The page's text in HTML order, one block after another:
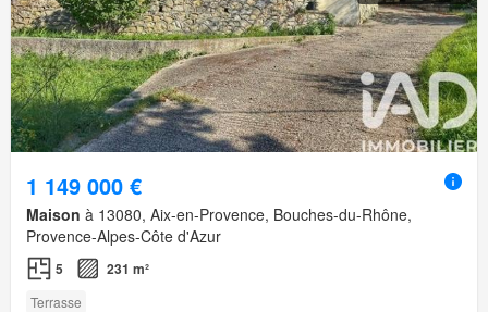
1 149 000 €
Maison à 13080, Aix-en-Provence, Bouches-du-Rhône,
Provence-Alpes-Côte d'Azur
5 231 m²
Terrasse